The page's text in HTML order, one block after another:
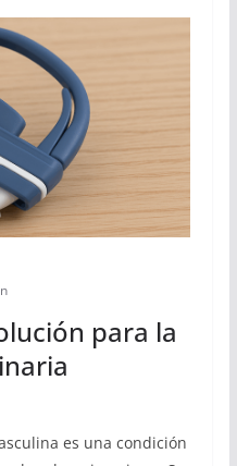
para la
es una condición